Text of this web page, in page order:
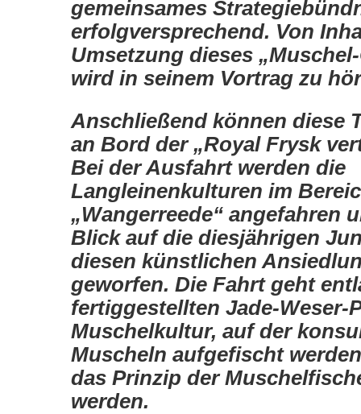
gemeinsames
erfolgversprechend. Von
Umsetzung dieses
wird in seinem Vortrag zu
Anschließend können diese
an Bord der „Royal Frysk
Bei der Ausfahrt werden die
Langleinenkulturen im
„Wangerreede“ angefahren
Blick auf die diesjährigen
diesen künstlichen
geworfen. Die Fahrt geht
fertiggestellten Jade-Weser-
Muschelkultur, auf der
Muscheln aufgefischt
das Prinzip der
werden.